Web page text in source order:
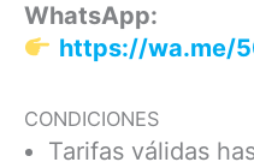
WhatsApp:
https://wa.me/
CONDICIONES
Tarifas válidas